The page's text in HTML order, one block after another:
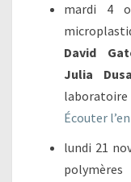
mardi 4
David
Julia
laboratoire
Écouter
lundi 21